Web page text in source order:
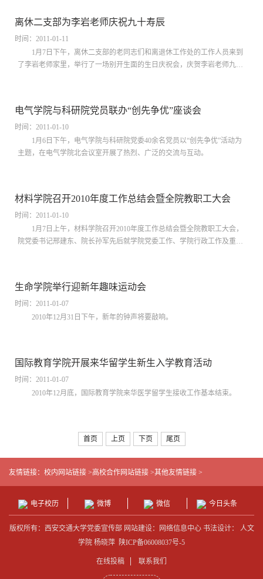
离休二支部为李岩老师庆祝九十寿辰
时间：2011-01-11
1月7日下午，离休二支部的老同志们和离退休工作处的工作人员来到
了李岩老师家里，举行了一场别开生面的生日庆祝会，庆贺李岩老师九十
电气学院与科研院党员联办“创先争优”座谈会
时间：2011-01-10
1月6日下午，电气学院与科研院党委40余名党员以“创先争优”活动为
主题，在电气学院北会议室开展了热烈、广泛的交流与互动。
材料学院召开2010年度工作总结会暨全院教职工大会
时间：2011-01-10
1月7日上午，材料学院召开2010年度工作总结会暨全院教职工大会，
院党委书记邢建东、院长孙军先后就学院党委工作、学院行政工作及重点
生命学院举行迎新年趣味运动会
时间：2011-01-07
2010年12月31日下午，新年的钟声将要敲响。
国际教育学院开展来华留学生新生入学教育活动
时间：2011-01-07
2010年12月底，国际教育学院来华医学留学生接收工作基本结束。
首页 上页 下页 尾页
友情链接： 校内网站链接 >高校合作网站链接 >其他友情链接 >
电子校历 微博 微信 今日头条
版权所有：西安交通大学党委宣传部 网站建设：网络信息中心 书法设计： 人文
学院 杨晓萍 陕ICP备06008037号-5
在线投稿 联系我们